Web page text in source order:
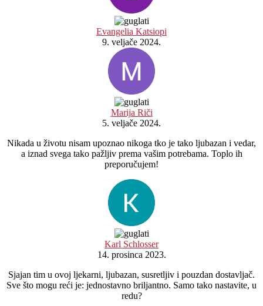
Evangelia Katsiopi
9. veljače 2024.
Marija Riči
5. veljače 2024.
Nikada u životu nisam upoznao nikoga tko je tako ljubazan i vedar,
a iznad svega tako pažljiv prema vašim potrebama. Toplo ih
preporučujem!
Karl Schlosser
14. prosinca 2023.
Sjajan tim u ovoj ljekarni, ljubazan, susretljiv i pouzdan dostavljač.
Sve što mogu reći je: jednostavno briljantno. Samo tako nastavite, u
redu?